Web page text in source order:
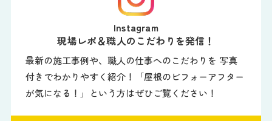
Instagram
現場レポ＆職人のこだわりを発信！
最新の施工事例や、職人の仕事へのこだわりを 写真
付きでわかりやすく紹介！「屋根のビフォーアフター
が気になる！」という方はぜひご覧ください！